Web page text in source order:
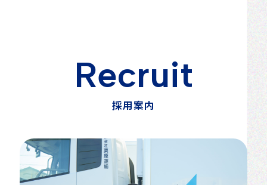
Recruit
採用案内